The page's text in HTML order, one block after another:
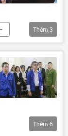
Thêm 3
Thêm 6